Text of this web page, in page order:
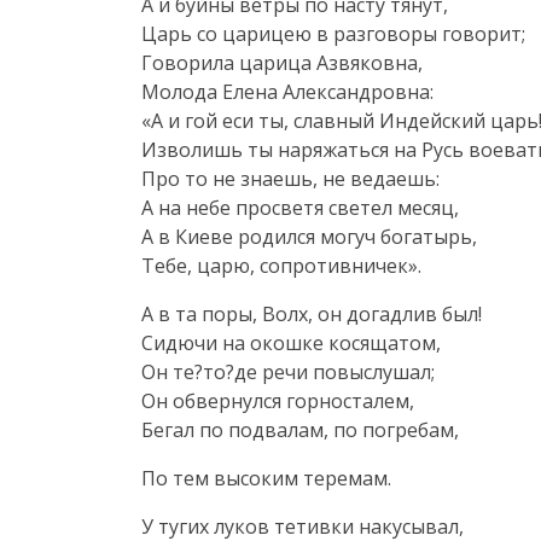
Царь со царицею в разговоры говорит;
Говорила царица Азвяковна,
Молода Елена Александровна:
«А и гой еси ты, славный Индейский царь!
Изволишь ты наряжаться на Русь
Про то не знаешь, не ведаешь:
А на небе просветя светел месяц,
А в Киеве родился могуч богатырь,
Тебе, царю, сопротивничек».
А в та поры, Волх, он догадлив был!
Сидючи на окошке косящатом,
Он те?то?де речи повыслушал;
Он обвернулся горносталем,
Бегал по подвалам, по погребам,
По тем высоким теремам.
У тугих луков тетивки накусывал,